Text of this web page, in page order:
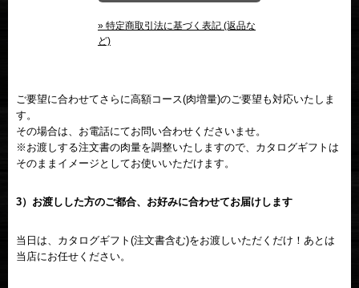
» 特定商取引法に基づく表記 (返品な
ど)
ご要望に合わせてさらに高額コース(肉増量)のご要望も対応いたしま
す。
その場合は、お電話にてお問い合わせくださいませ。
※お渡しする注文書の肉量を調整いたしますので、カタログギフトは
そのままイメージとしてお使いいただけます。
3）お渡しした方のご都合、お好みに合わせてお届けします
当日は、カタログギフト(注文書含む)をお渡しいただくだけ！あとは
当店にお任せください。